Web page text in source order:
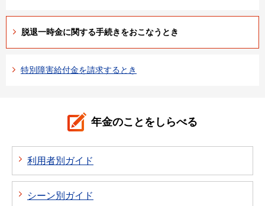
脱退一時金に関する手続きをおこなうとき
特別障害給付金を請求するとき
年金のことをしらべる
利用者別ガイド
シーン別ガイド